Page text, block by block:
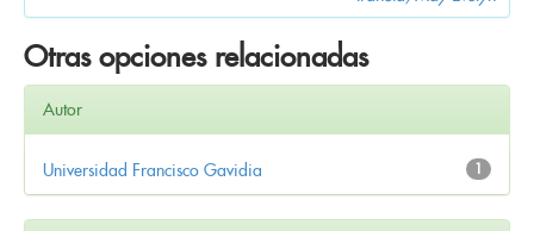
Otras opciones relacionadas
Autor
1
Universidad Francisco Gavidia